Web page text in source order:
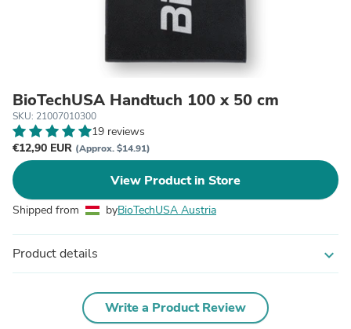
BioTechUSA Handtuch 100 x 50 cm
SKU: 21007010300
19 reviews
€12,90 EUR (Approx. $14.91)
View Product in Store
Shipped from byBioTechUSA Austria
Product details expand_more
Write a Product Review